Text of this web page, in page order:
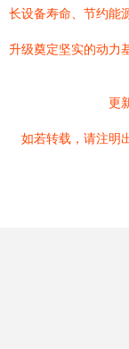
长设备寿命、节约能
升级奠定坚实的动力
更
如若转载，请注明